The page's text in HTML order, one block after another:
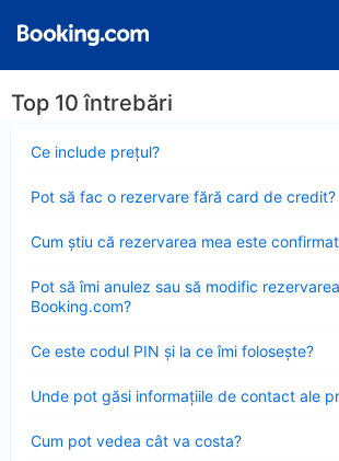
Top 10 întrebări
Ce include preţul?
închis
Pot să fac o rezervare fără card de credit?
închis
Cum ştiu că rezervarea mea este
închis
Pot să îmi anulez sau să modific
Booking.com?
închis
Ce este codul PIN şi la ce îmi foloseşte?
închis
Unde pot găsi informațiile de contact ale
închis
Cum pot vedea cât va costa?
închis